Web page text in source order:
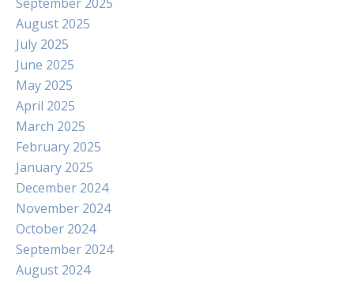
August 2025
July 2025
June 2025
May 2025
April 2025
March 2025
February 2025
January 2025
December 2024
November 2024
October 2024
September 2024
August 2024